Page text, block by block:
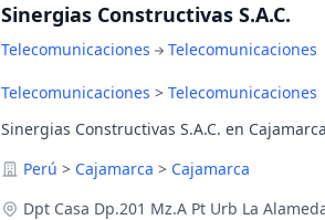
Sinergias Constructivas S.A.C.
Telecomunicaciones Telecomunicaciones
Telecomunicaciones > Telecomunicaciones
Sinergias Constructivas S.A.C. en
Perú > Cajamarca > Cajamarca
Dpt Casa Dp.201 Mz.A Pt Urb La